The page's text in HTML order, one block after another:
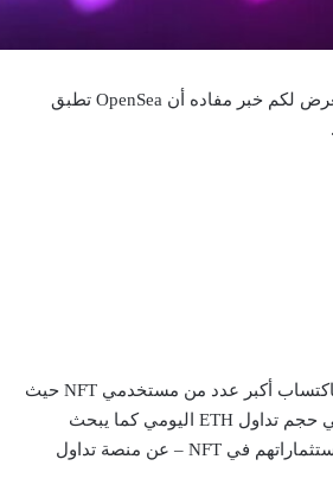
– ضمن أحدث أخبار العملات الرقمية نعرض لكم خبر مفاده أن OpenSea تطبق
OpenSea تطبق رسوماً بنسبة 0٪ بسبب رغبتها باكتساب أكبر عدد من مستخدمي NFT حيث
تجاوزت Blur Marketplace في NFT OpenSea في حجم تداول ETH اليومي كما يبحث
المستخدمون – الذين يتوقعون عوائد أكبر على استثماراتهم في NFT – عن منصة تداول